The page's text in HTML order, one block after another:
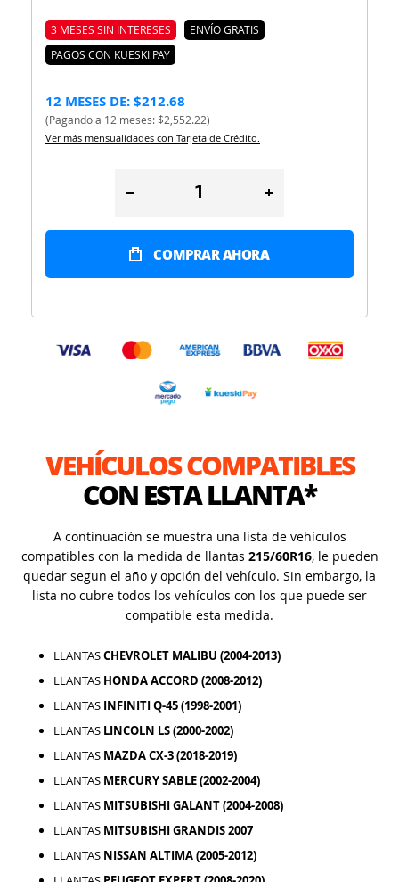
3 MESES SIN INTERESES
ENVÍO GRATIS
PAGOS CON KUESKI PAY
12 MESES DE: $212.68
(Pagando a 12 meses: $2,552.22)
Ver más mensualidades con Tarjeta de Crédito.
COMPRAR AHORA
VEHÍCULOS COMPATIBLES
CON ESTA LLANTA*
A continuación se muestra una lista de vehículos
compatibles con la medida de llantas 215/60R16, le pueden
quedar segun el año y opción del vehículo. Sin embargo, la
lista no cubre todos los vehículos con los que puede ser
compatible esta medida.
LLANTASCHEVROLET MALIBU (2004-2013)
LLANTAS HONDA ACCORD (2008-2012)
LLANTAS INFINITI Q-45 (1998-2001)
LLANTAS LINCOLN LS (2000-2002)
LLANTAS MAZDA CX-3 (2018-2019)
LLANTAS MERCURY SABLE (2002-2004)
LLANTAS MITSUBISHI GALANT (2004-2008)
LLANTAS MITSUBISHI GRANDIS 2007
LLANTAS NISSAN ALTIMA (2005-2012)